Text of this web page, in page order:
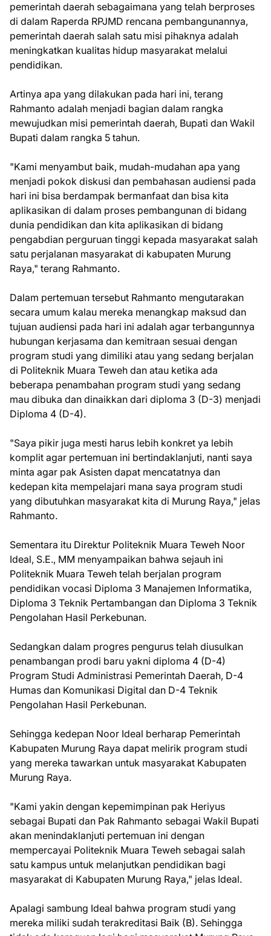
pemerintah daerah sebagaimana yang telah berproses
di dalam Raperda RPJMD rencana pembangunannya,
pemerintah daerah salah satu misi pihaknya adalah
meningkatkan kualitas hidup masyarakat melalui
pendidikan.
Artinya apa yang dilakukan pada hari ini, terang
Rahmanto adalah menjadi bagian dalam rangka
mewujudkan misi pemerintah daerah, Bupati dan Wakil
Bupati dalam rangka 5 tahun.
"Kami menyambut baik, mudah-mudahan apa yang
menjadi pokok diskusi dan pembahasan audiensi pada
hari ini bisa berdampak bermanfaat dan bisa kita
aplikasikan di dalam proses pembangunan di bidang
dunia pendidikan dan kita aplikasikan di bidang
pengabdian perguruan tinggi kepada masyarakat salah
satu perjalanan masyarakat di kabupaten Murung
Raya," terang Rahmanto.
Dalam pertemuan tersebut Rahmanto mengutarakan
secara umum kalau mereka menangkap maksud dan
tujuan audiensi pada hari ini adalah agar terbangunnya
hubungan kerjasama dan kemitraan sesuai dengan
program studi yang dimiliki atau yang sedang berjalan
di Politeknik Muara Teweh dan atau ketika ada
beberapa penambahan program studi yang sedang
mau dibuka dan dinaikkan dari diploma 3 (D-3) menjadi
Diploma 4 (D-4).
"Saya pikir juga mesti harus lebih konkret ya lebih
komplit agar pertemuan ini bertindaklanjuti, nanti saya
minta agar pak Asisten dapat mencatatnya dan
kedepan kita mempelajari mana saya program studi
yang dibutuhkan masyarakat kita di Murung Raya," jelas
Rahmanto.
Sementara itu Direktur Politeknik Muara Teweh Noor
Ideal, S.E., MM menyampaikan bahwa sejauh ini
Politeknik Muara Teweh telah berjalan program
pendidikan vocasi Diploma 3 Manajemen Informatika,
Diploma 3 Teknik Pertambangan dan Diploma 3 Teknik
Pengolahan Hasil Perkebunan.
Sedangkan dalam progres pengurus telah diusulkan
penambangan prodi baru yakni diploma 4 (D-4)
Program Studi Administrasi Pemerintah Daerah, D-4
Humas dan Komunikasi Digital dan D-4 Teknik
Pengolahan Hasil Perkebunan.
Sehingga kedepan Noor Ideal berharap Pemerintah
Kabupaten Murung Raya dapat melirik program studi
yang mereka tawarkan untuk masyarakat Kabupaten
Murung Raya.
"Kami yakin dengan kepemimpinan pak Heriyus
sebagai Bupati dan Pak Rahmanto sebagai Wakil Bupati
akan menindaklanjuti pertemuan ini dengan
mempercayai Politeknik Muara Teweh sebagai salah
satu kampus untuk melanjutkan pendidikan bagi
masyarakat di Kabupaten Murung Raya," jelas Ideal.
Apalagi sambung Ideal bahwa program studi yang
mereka miliki sudah terakreditasi Baik (B). Sehingga